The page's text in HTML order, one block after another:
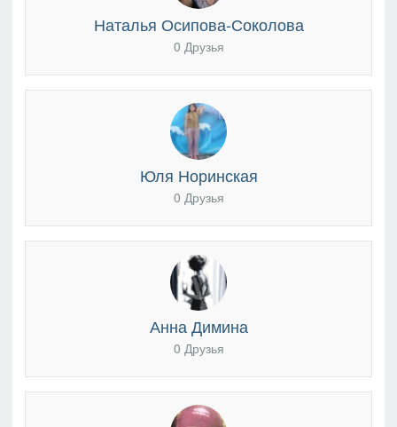
Наталья Осипова-Соколова
0 Друзья
Юля Норинская
0 Друзья
Анна Димина
0 Друзья